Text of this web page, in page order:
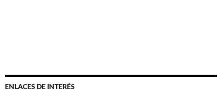
ENLACES DE INTERÉS